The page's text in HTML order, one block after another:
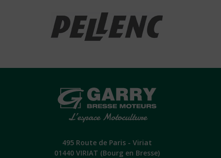
495 Route de Paris - Viriat
01440 VIRIAT (Bourg en Bresse)